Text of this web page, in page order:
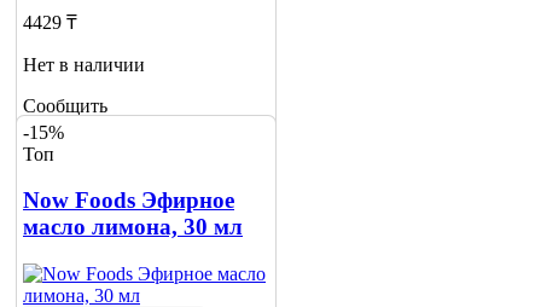
4429 ₸
Нет в наличии
Сообщить
о наличии
1
-15%
Топ
Now Foods Эфирное
масло лимона, 30 мл